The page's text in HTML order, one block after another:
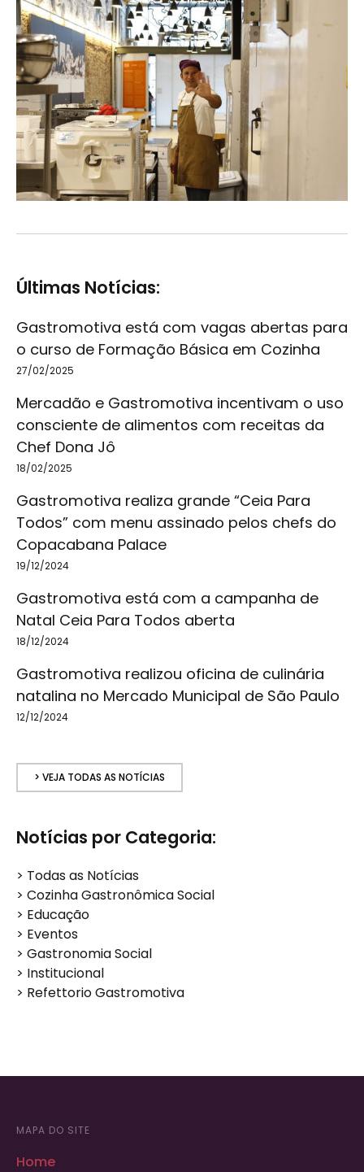
Últimas Notícias:
Gastromotiva está com vagas abertas para
o curso de Formação Básica em Cozinha
27/02/2025
Mercadão e Gastromotiva incentivam o uso
consciente de alimentos com receitas da
Chef Dona Jô
18/02/2025
Gastromotiva realiza grande “Ceia Para
Todos” com menu assinado pelos chefs do
Copacabana Palace
19/12/2024
Gastromotiva está com a campanha de
Natal Ceia Para Todos aberta
18/12/2024
Gastromotiva realizou oficina de culinária
natalina no Mercado Municipal de São Paulo
12/12/2024
> VEJA TODAS AS NOTÍCIAS
Notícias por Categoria:
> Todas as Notícias
> Cozinha Gastronômica Social
> Educação
> Eventos
> Gastronomia Social
> Institucional
> Refettorio Gastromotiva
MAPA DO SITE
Home